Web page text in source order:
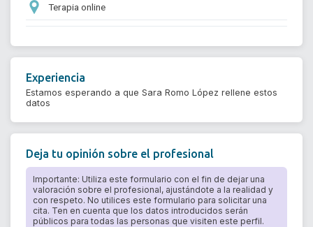
Terapia online
Experiencia
Estamos esperando a que Sara Romo López rellene estos
datos
Deja tu opinión sobre el profesional
Importante: Utiliza este formulario con el fin de dejar una
valoración sobre el profesional, ajustándote a la realidad y
con respeto. No utilices este formulario para solicitar una
cita. Ten en cuenta que los datos introducidos serán
públicos para todas las personas que visiten este perfil.